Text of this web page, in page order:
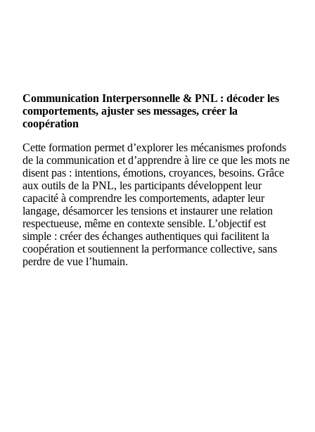
Communication Interpersonnelle & PNL : décoder les
comportements, ajuster ses messages, créer la
coopération
Cette formation permet d’explorer les mécanismes profonds
de la communication et d’apprendre à lire ce que les mots ne
disent pas : intentions, émotions, croyances, besoins. Grâce
aux outils de la PNL, les participants développent leur
capacité à comprendre les comportements, adapter leur
langage, désamorcer les tensions et instaurer une relation
respectueuse, même en contexte sensible. L’objectif est
simple : créer des échanges authentiques qui facilitent la
coopération et soutiennent la performance collective, sans
perdre de vue l’humain.